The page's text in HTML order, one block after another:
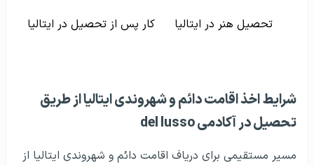
تحصیل هنر در ایتالیا کار پس از تحصیل در ایتالیا
شرایط اخذ اقامت دائم و شهروندی ایتالیا از طریق
تحصیل در آکادمی del lusso
مسیر مستقیمی برای دریاف اقامت دائم و شهروندی ایتالیا از